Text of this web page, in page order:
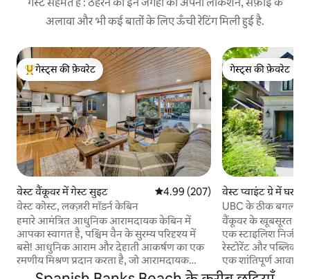
अलावा और भी कई बातों के लिए ऊँची रेटिंग मिली हुई है.
गेस्ट्स का टॉप फ़ेवरेट
गेस्ट्स की फ़ेवरेट
वेस्ट वैंकूवर में गेस्ट सुइट औसत रेटिंग 5 में से 4.99, 207 समीक्षाएँ
4.99 (207)
वेस्ट कोस्ट, लक्ज़री मॉडर्न केबिन
हमारे आमंत्रित आधुनिक आरामदायक केबिन में
आपका स्वागत है, पश्चिम वैन के सुरम्य परिदृश्य में
बसे! आधुनिक आराम और देहाती आकर्षण का एक
रमणीय मिश्रण प्रदान करता है, जो आरामदायक
वापसी की तलाश करने वाले मेहमानों के लिए एक
गेस्ट्स की फ़ेवरेट
गेस्ट्स की फ़ेवरेट
वेस्ट प्वाइंट ग्रे में घर
UBC के ठीक बगल में
वैंकूवर के खूबसूरत
एक स्टाइलिश निजी
रेस्टोरेंट और पब्लिक
एक शांतिपूर्ण
सुविधाजनक मुफ़्त पार्किंग। यूबीसी के मुख्य